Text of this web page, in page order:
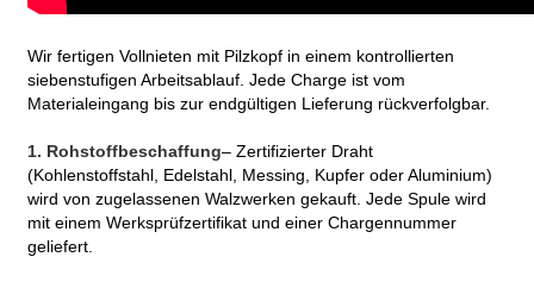
Wir fertigen Vollnieten mit Pilzkopf in einem kontrollierten
siebenstufigen Arbeitsablauf. Jede Charge ist vom
Materialeingang bis zur endgültigen Lieferung rückverfolgbar.
1. Rohstoffbeschaffung– Zertifizierter Draht
(Kohlenstoffstahl, Edelstahl, Messing, Kupfer oder Aluminium)
wird von zugelassenen Walzwerken gekauft. Jede Spule wird
mit einem Werksprüfzertifikat und einer Chargennummer
geliefert.